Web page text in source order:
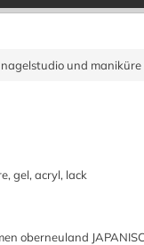
und maniküre
gel, acryl, lack
oberneuland